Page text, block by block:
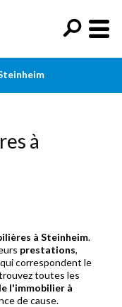
à
à Steinheim.
prestations,
correspondent le
toutes les
l'immobilier à
de cause.